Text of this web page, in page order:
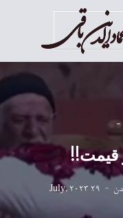
قیمت!!
29 July, 2023